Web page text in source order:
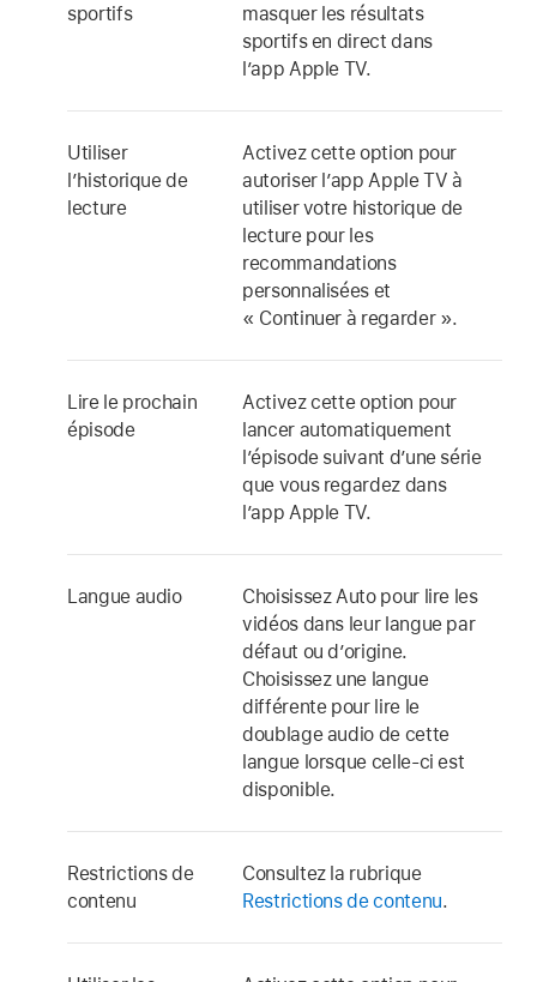
sportifs
masquer les résultats
sportifs en direct dans
l’app Apple TV.
Utiliser
l’historique de
lecture
Activez cette option pour
autoriser l’app Apple TV à
utiliser votre historique de
lecture pour les
recommandations
personnalisées et
« Continuer à regarder ».
Lire le prochain
épisode
Activez cette option pour
lancer automatiquement
l’épisode suivant d’une série
que vous regardez dans
l’app Apple TV.
Langue audio
Choisissez Auto pour lire les
vidéos dans leur langue par
défaut ou d’origine.
Choisissez une langue
différente pour lire le
doublage audio de cette
langue lorsque celle-ci est
disponible.
Restrictions de
contenu
Consultez la rubrique
Restrictions de contenu.